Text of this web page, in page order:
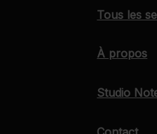
Tous les
À propos
Studio